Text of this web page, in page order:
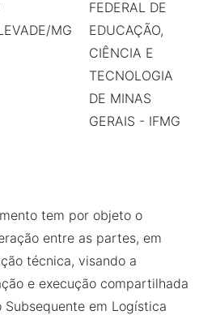
MG
FEDERAL DE
EDUCAÇÃO,
CIÊNCIA E
TECNOLOGIA
DE MINAS
GERAIS - IFMG
tem por objeto o
entre as partes, em
técnica, visando a
e execução compartilhada
Subsequente em Logística